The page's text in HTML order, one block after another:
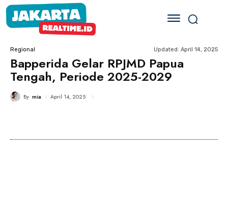
Regional Updated: April 14, 2025
Bapperida Gelar RPJMD Papua
Tengah, Periode 2025-2029
By mia April 14, 2025